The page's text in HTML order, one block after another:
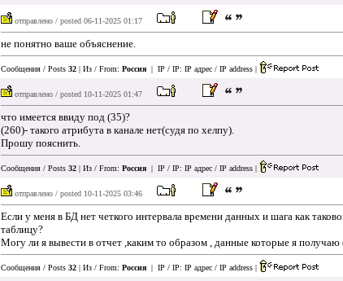
отправлено / posted 06-11-2025 01:17
не понятно ваше объяснение.
Сообщения / Posts 32 | Из / From: Россия | IP / IP: IP адрес / IP address |
отправлено / posted 10-11-2025 01:47
что имеется ввиду под (35)?
(260)- такого атрибута в канале нет(судя по хелпу).
Прошу пояснить.
Сообщения / Posts 32 | Из / From: Россия | IP / IP: IP адрес / IP address |
отправлено / posted 10-11-2025 03:46
Если у меня в БД нет четкого интервала времени данных и шага как
таблицу?
Могу ли я вывести в отчет ,каким то образом , данные которые я
Сообщения / Posts 32 | Из / From: Россия | IP / IP: IP адрес / IP address |